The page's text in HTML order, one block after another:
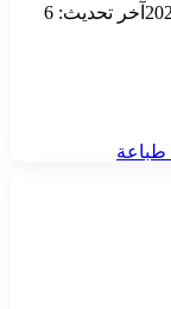
آخر تحديث: 6
طباعة